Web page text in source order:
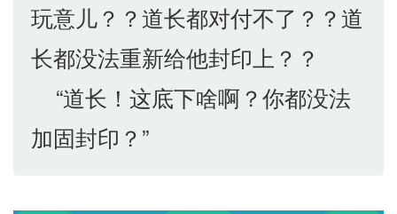
玩意儿？？道长都对付不了？？道
长都没法重新给他封印上？？
“道长！这底下啥啊？你都没法
加固封印？”